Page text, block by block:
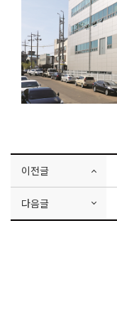
이전글
다음글